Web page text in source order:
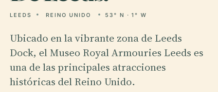
LEEDS REINO UNIDO 53° N · 1° W
Ubicado en la vibrante zona de Leeds
Dock, el Museo Royal Armouries Leeds es
una de las principales atracciones
históricas del Reino Unido.